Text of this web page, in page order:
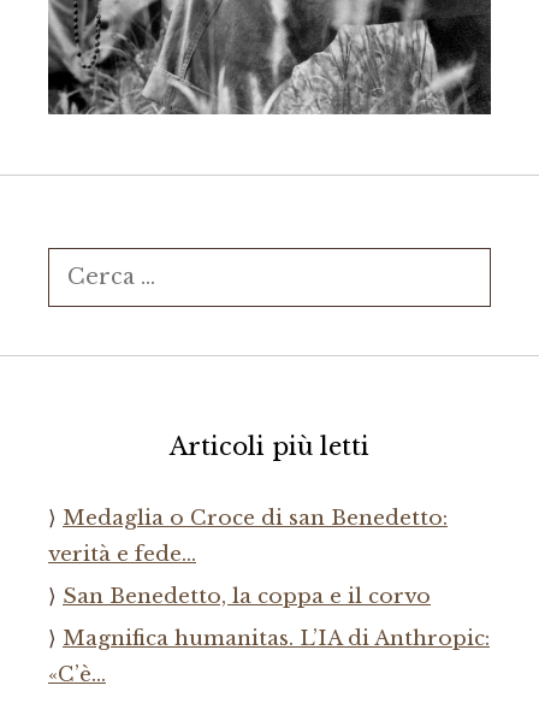
Ricerca
per:
Articoli più letti
Medaglia o Croce di san Benedetto:
verità e fede…
San Benedetto, la coppa e il corvo
Magnifica humanitas. L’IA di Anthropic:
«C’è…